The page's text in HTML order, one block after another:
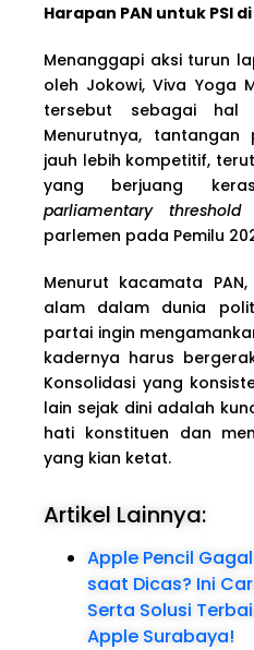
Harapan PAN untuk PSI
Menanggapi aksi turun
oleh Jokowi, Viva Yoga
tersebut sebagai
Menurutnya,
jauh lebih kompetitif,
yang berjuang
parliamentary threshold
parlemen pada Pemilu
Menurut kacamata
alam dalam dunia
partai ingin
kadernya harus
Konsolidasi yang
lain sejak dini adalah
hati konstituen dan
yang kian ketat.
Artikel Lainnya:
Apple Pencil
saat Dicas? Ini
Serta Solusi
Apple Surabaya!